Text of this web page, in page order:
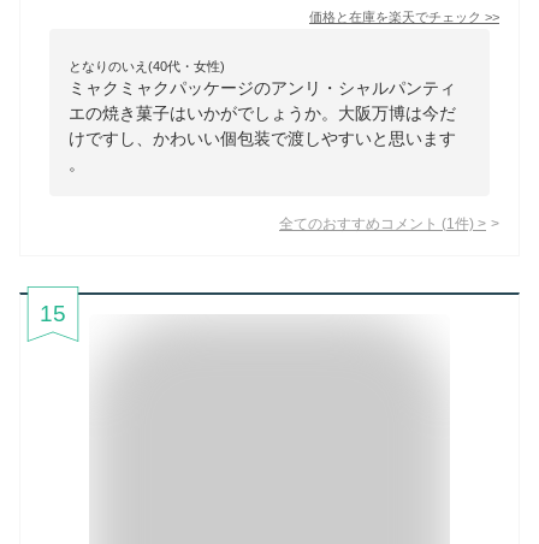
価格と在庫を楽天でチェック >>
となりのいえ(40代・女性)
ミャクミャクパッケージのアンリ・シャルパンティ
エの焼き菓子はいかがでしょうか。大阪万博は今だ
けですし、かわいい個包装で渡しやすいと思います
。
全てのおすすめコメント (1 件) >
15